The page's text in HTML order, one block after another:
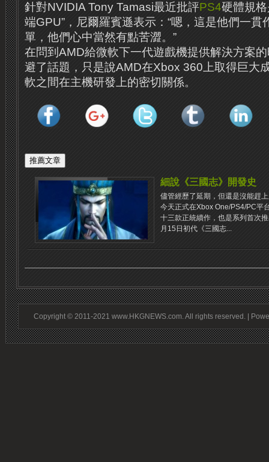
針對NVIDIA Tony Tamasi最近批評PS4硬體規
端GPU”，尼爾羅賓遜表示：“嗯，這是他們一貫
單，他們心中當然有點苦澀。”
在問到AMD給微軟下一代遊戲機提供解決方案
避了話題，只是說AMD在Xbox 360上取得巨大
軟之間在主機研發上的密切關係。
細說《三國志》開發史
儘管經歷了延期，但還是沒能趕
今天正式在Xbox One/PS4/PC平
十三款正統續作，也是系列首次
月15日初代《三國志...
Copyright © 2011-2021 www.HKGNEWS.com. All rights reserved. |